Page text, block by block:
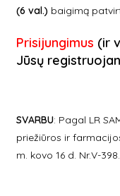
(6 val.) baigimą
Prisijungimus (ir
Jūsų
SVARBU: Pagal LR
priežiūros ir
m. kovo 16 d. Nr.V-398.